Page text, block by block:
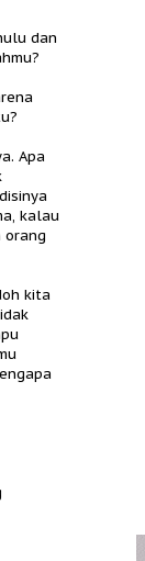
dan
Apa
kalau
orang
kita